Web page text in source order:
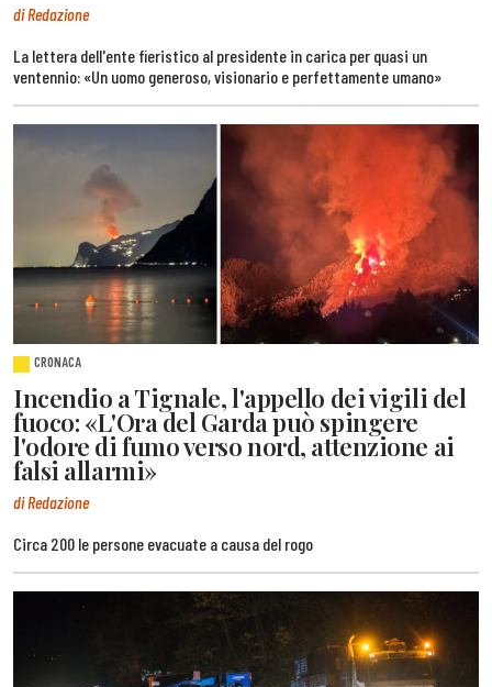
di Redazione
La lettera dell'ente fieristico al presidente in carica per quasi un
ventennio: «Un uomo generoso, visionario e perfettamente umano»
CRONACA
Incendio a Tignale, l'appello dei vigili del
fuoco: «L'Ora del Garda può spingere
l'odore di fumo verso nord, attenzione ai
falsi allarmi»
di Redazione
Circa 200 le persone evacuate a causa del rogo